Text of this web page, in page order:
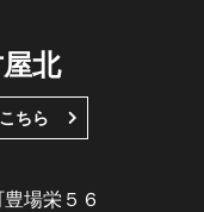
北
ちら
場栄５６